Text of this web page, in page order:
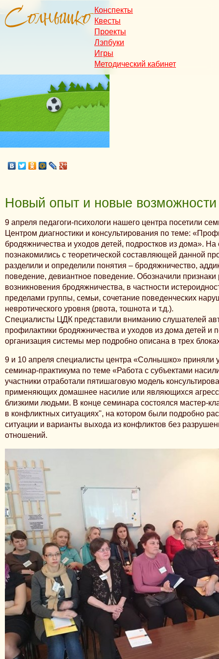
Конспекты
Квесты
Проекты
Лэпбуки
Игры
Методический кабинет
Новый опыт и новые возможности
9 апреля педагоги-психологи нашего центра посетили
Центром диагностики и консультирования по теме:
бродяжничества и уходов детей, подростков из дома».
познакомились с теоретической составляющей данной
разделили и определили понятия – бродяжничество,
поведение, девиантное поведение. Обозначили признаки
возникновения бродяжничества, в частности
пределами группы, семьи, сочетание поведенческих
невротического уровня (рвота, тошнота и т.д.).
Специалисты ЦДК представили вниманию слушателей
профилактики бродяжничества и уходов из дома детей и
организация системы мер подробно описана в трех
9 и 10 апреля специалисты центра «Солнышко» приняли
семинар-практикума по теме «Работа с субъектами
участники отработали пятишаговую модель
применяющих домашнее насилие или являющихся
близкими людьми. В конце семинара состоялся мастер-
в конфликтных ситуациях", на котором были подробно
ситуации и варианты выхода из конфликтов без
отношений.